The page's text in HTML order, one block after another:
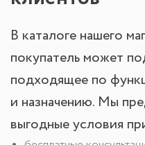
В каталоге нашего
покупатель может
подходящее по
и назначению. Мы
выгодные условия